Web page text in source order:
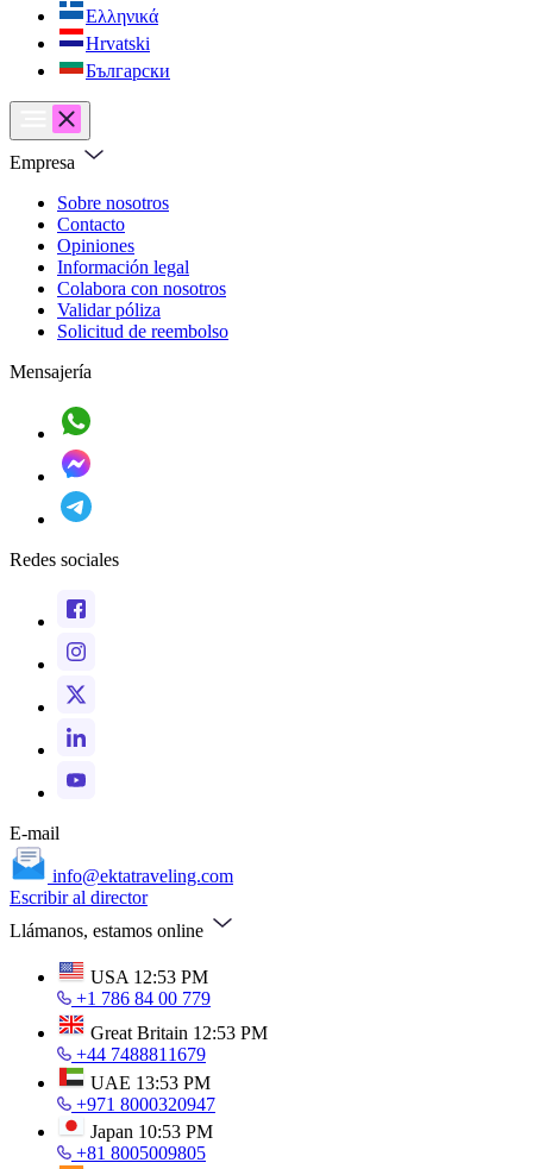
Ελληνικά
Hrvatski
Български
Empresa
Sobre nosotros
Contacto
Opiniones
Información legal
Colabora con nosotros
Validar póliza
Solicitud de reembolso
Mensajería
Redes sociales
E-mail
info@ektatraveling.com
Escribir al director
Llámanos, estamos online
USA 12:53 PM
+1 786 84 00 779
Great Britain 12:53 PM
+44 7488811679
UAE 13:53 PM
+971 8000320947
Japan 10:53 PM
+81 8005009805